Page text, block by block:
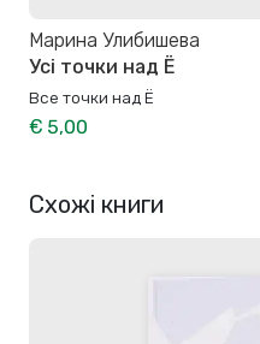
Марина Улибишева
Усі точки над Ё
Все точки над Ё
€ 5,00
Схожі книги